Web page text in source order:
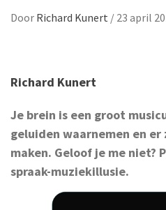
Door Richard Kunert / 23 april
Richard Kunert
Je brein is een groot
geluiden waarnemen en er
maken. Geloof je me niet?
spraak-muziekillusie.